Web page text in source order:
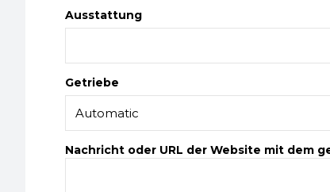
Ausstattung
Getriebe
Nachricht oder URL der Website mit dem